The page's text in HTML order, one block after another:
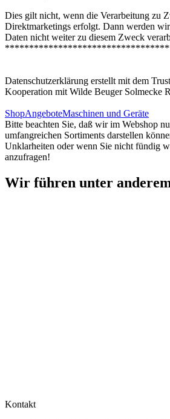
Dies gilt nicht, wenn die Verarbeitung zu
Direktmarketings erfolgt. Dann werden
Daten nicht weiter zu diesem Zweck
Datenschutzerklärung erstellt mit dem
Kooperation mit Wilde Beuger Solmecke
ShopAngeboteMaschinen und Geräte
Bitte beachten Sie, daß wir im Webshop
umfangreichen Sortiments darstellen
Unklarheiten oder wenn Sie nicht fündig
anzufragen!
Wir führen unter
Kontakt